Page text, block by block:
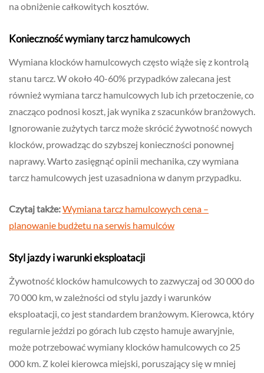
na obniżenie całkowitych kosztów.
Konieczność wymiany tarcz hamulcowych
Wymiana klocków hamulcowych często wiąże się z kontrolą
stanu tarcz. W około 40-60% przypadków zalecana jest
również wymiana tarcz hamulcowych lub ich przetoczenie, co
znacząco podnosi koszt, jak wynika z szacunków branżowych.
Ignorowanie zużytych tarcz może skrócić żywotność nowych
klocków, prowadząc do szybszej konieczności ponownej
naprawy. Warto zasięgnąć opinii mechanika, czy wymiana
tarcz hamulcowych jest uzasadniona w danym przypadku.
Czytaj także:Wymiana tarcz hamulcowych cena –
planowanie budżetu na serwis hamulców
Styl jazdy i warunki eksploatacji
Żywotność klocków hamulcowych to zazwyczaj od 30 000 do
70 000 km, w zależności od stylu jazdy i warunków
eksploatacji, co jest standardem branżowym. Kierowca, który
regularnie jeździ po górach lub często hamuje awaryjnie,
może potrzebować wymiany klocków hamulcowych co 25
000 km. Z kolei kierowca miejski, poruszający się w mniej